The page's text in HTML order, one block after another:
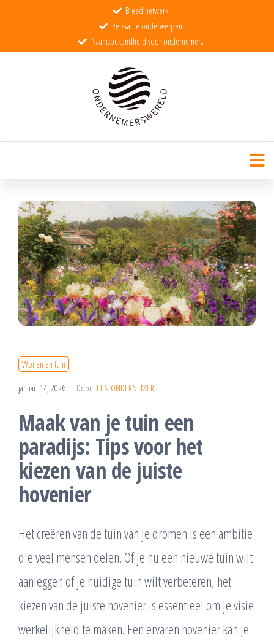
Breed netwerk
Relevante onderwerpen
Naamsbekendheid voor ondernemers
OndernemerswereldDe wereld voor echte ondernemers
Wonen en tuin
januari 14, 2026 Door EEN ONDERNEMER
Maak van je tuin een
paradijs: Tips voor het
kiezen van de juiste
hovenier
Het creëren van de tuin van je dromen is een ambitie
die veel mensen delen. Of je nu een nieuwe tuin wilt
aanleggen of je huidige tuin wilt verbeteren, het
kiezen van de juiste hovenier is essentieel om je visie
werkelijkheid te maken. Een ervaren hovenier kan je